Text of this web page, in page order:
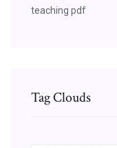
teaching pdf
Tag Clouds